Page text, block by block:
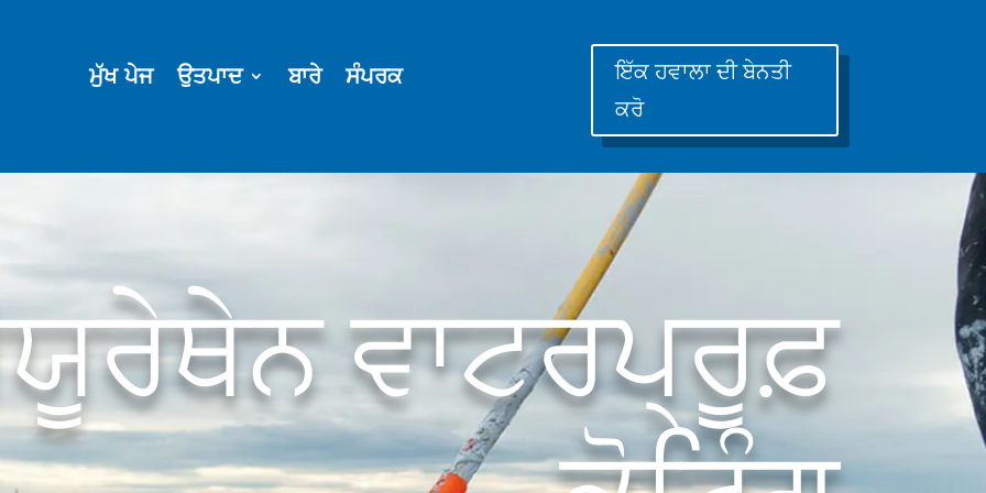
ਮੁੱਖ ਪੇਜ ਉਤਪਾਦ ਬਾਰੇ ਸੰਪਰਕ
ਇੱਕ ਹਵਾਲਾ ਦੀ ਬੇਨਤੀ
ਕਰੋ
ਵਾਟਰਪ੍ਰੂਫ਼